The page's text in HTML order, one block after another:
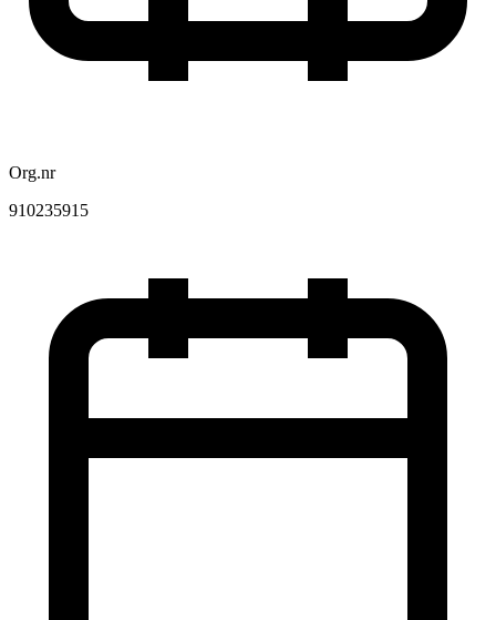
Org.nr
910235915